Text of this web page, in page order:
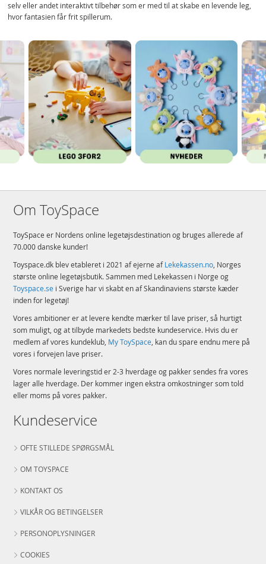
selv eller andet interaktivt tilbehør som er med til at skabe en levende leg,
hvor fantasien får frit spillerum.
Om ToySpace
ToySpace er Nordens online legetøjsdestination og bruges allerede af
70.000 danske kunder!
Toyspace.dk blev etableret i 2021 af ejerne afLekekassen.no , Norges
største online legetøjsbutik. Sammen med Lekekassen i Norge og
Toyspace.se i Sverige har vi skabt en af Skandinaviens største kæder
inden for legetøj!
Vores ambitioner er at levere kendte mærker til lave priser, så hurtigt
som muligt, og at tilbyde markedets bedste kundeservice. Hvis du er
medlem af vores kundeklub, My ToySpace , kan du spare endnu mere på
vores i forvejen lave priser.
Vores normale leveringstid er 2-3 hverdage og pakker sendes fra vores
lager alle hverdage. Der kommer ingen ekstra omkostninger som told
eller moms på vores pakker.
Kundeservice
OFTE STILLEDE SPØRGSMÅL
OM TOYSPACE
KONTAKT OS
VILKÅR OG BETINGELSER
PERSONOPLYSNINGER
COOKIES